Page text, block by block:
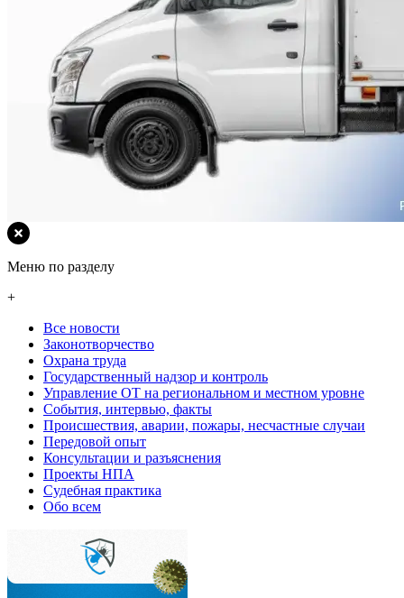
Меню по разделу
+
Все новости
Законотворчество
Охрана труда
Государственный надзор и контроль
Управление ОТ на региональном и местном уровне
События, интервью, факты
Происшествия, аварии, пожары, несчастные случаи
Передовой опыт
Консультации и разъяснения
Проекты НПА
Судебная практика
Обо всем